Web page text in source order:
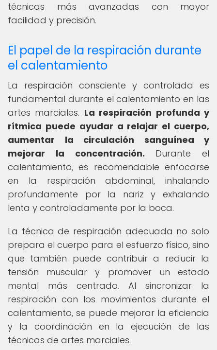
técnicas más avanzadas con mayor
facilidad y precisión.
El papel de la respiración durante
el calentamiento
La respiración consciente y controlada es
fundamental durante el calentamiento en las
artes marciales. La respiración profunda y
rítmica puede ayudar a relajar el cuerpo,
aumentar la circulación sanguínea y
mejorar la concentración. Durante el
calentamiento, es recomendable enfocarse
en la respiración abdominal, inhalando
profundamente por la nariz y exhalando
lenta y controladamente por la boca.
La técnica de respiración adecuada no solo
prepara el cuerpo para el esfuerzo físico, sino
que también puede contribuir a reducir la
tensión muscular y promover un estado
mental más centrado. Al sincronizar la
respiración con los movimientos durante el
calentamiento, se puede mejorar la eficiencia
y la coordinación en la ejecución de las
técnicas de artes marciales.